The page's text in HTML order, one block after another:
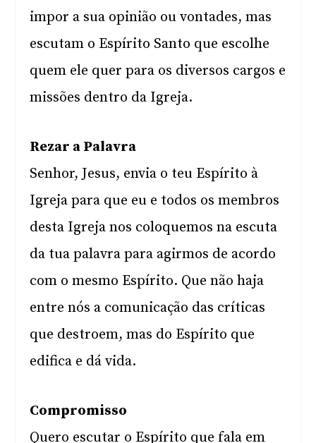
impor a sua opinião ou vontades, mas
escutam o Espírito Santo que escolhe
quem ele quer para os diversos cargos e
missões dentro da Igreja.
Rezar a Palavra
Senhor, Jesus, envia o teu Espírito à
Igreja para que eu e todos os membros
desta Igreja nos coloquemos na escuta
da tua palavra para agirmos de acordo
com o mesmo Espírito. Que não haja
entre nós a comunicação das críticas
que destroem, mas do Espírito que
edifica e dá vida.
Compromisso
Quero escutar o Espírito que fala em